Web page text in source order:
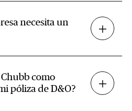
necesita un
como
póliza de D&O?